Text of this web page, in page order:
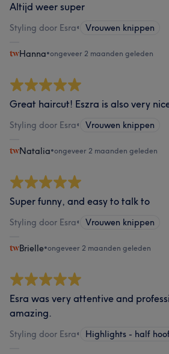
Altijd weer super
Styling door Esra• Vrouwen knippen
Hanna•ongeveer 2 maanden geleden
Great haircut! Eszra is also very
Styling door Esra• Vrouwen knippen
Natalia•ongeveer 2 maanden geleden
Super funny, and easy to talk to
Styling door Esra• Vrouwen knippen
Brielle•ongeveer 2 maanden geleden
Esra was very attentive and
amazing.
Styling door Esra• Highlights - half